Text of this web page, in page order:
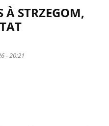
À STRZEGOM,
- 20:21